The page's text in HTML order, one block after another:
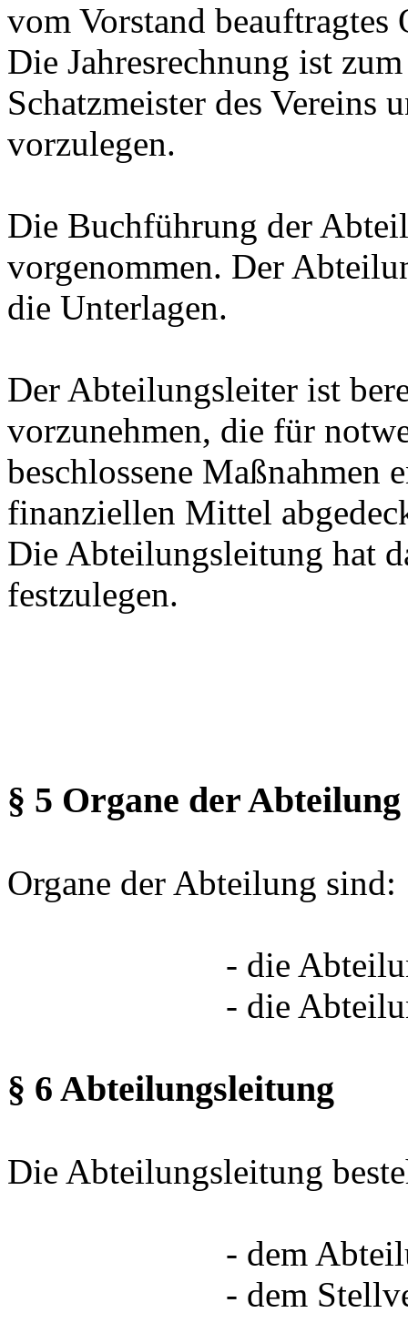
vom Vorstand beauftragtes
Die Jahresrechnung ist
Schatzmeister des Vereins
vorzulegen.
Die Buchführung der
vorgenommen. Der
die Unterlagen.
Der Abteilungsleiter ist
vorzunehmen, die für
beschlossene Maßnahmen
finanziellen Mittel
Die Abteilungsleitung hat
festzulegen.
§ 5 Organe der Abteilung
Organe der Abteilung sind:
- die
- die
§ 6 Abteilungsleitung
Die Abteilungsleitung
- dem
- dem